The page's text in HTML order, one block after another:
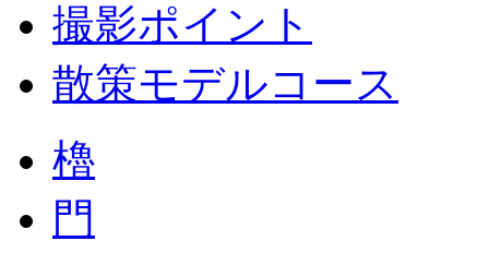
撮影ポイント
散策モデルコース
櫓
門